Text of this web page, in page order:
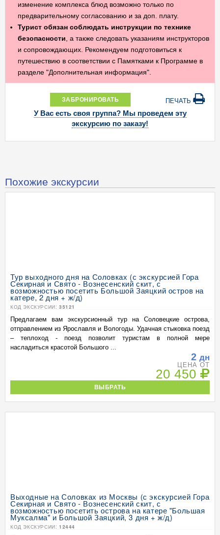
изменение комплекса блюд возможно только по
предварительному согласованию и за доп. плату.
Турист обязан соблюдать инструкции по технике
безопасности , а также следовать указаниям инструкторов
и сопровождающих. Рекомендуем подготовиться к
путешествию в соответствии с Памятками к Программе в
разделе "Дополнительная информация".
ЗАБРОНИРОВАТЬ ПЕЧАТЬ
У Вас есть своя группа? Мы проведем эту
экскурсию по заказу!
Похожие экскурсии
Тур выходного дня на Соловках (с экскурсией Гора
Секирная и Свято - Вознесенский скит, с
возможностью посетить Большой Заяцкий остров на
катере, 2 дня + ж/д)
КОД ЭКСКУРСИИ: 35121
Предлагаем вам экскурсионный тур на Соловецкие острова,
отправлением из Ярославля и Вологоды. Удачная стыковка поезд
– теплоход - поезд позволит туристам в полной мере
насладиться красотой Большого ...
2 дн
ЦЕНА ОТ
20 450
ВЫБРАТЬ
Выходные на Соловках из Москвы (с экскурсией Гора
Секирная и Свято - Вознесенский скит, с
возможностью посетить острова на катере "Большая
Муксалма" и Большой Заяцкий, 3 дня + ж/д)
КОД ЭКСКУРСИИ: 12444